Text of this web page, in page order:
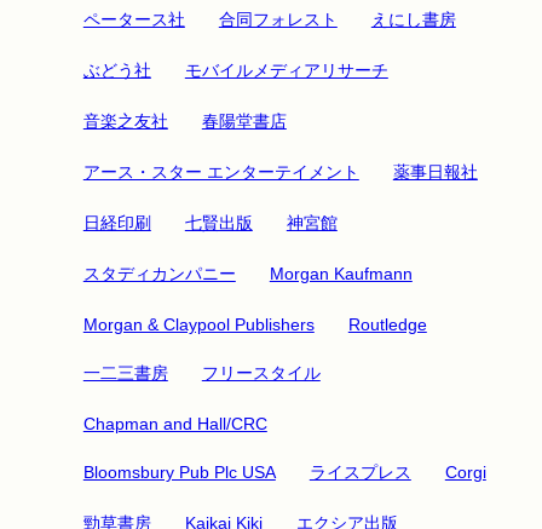
ペータース社 合同フォレスト えにし書房
ぶどう社 モバイルメディアリサーチ
音楽之友社 春陽堂書店
アース・スター エンターテイメント 薬事日報社
日経印刷 七賢出版 神宮館
スタディカンパニー Morgan Kaufmann
Morgan & Claypool Publishers Routledge
一二三書房 フリースタイル
Chapman and Hall/CRC
Bloomsbury Pub Plc USA ライスプレス Corgi
勁草書房 Kaikai Kiki エクシア出版